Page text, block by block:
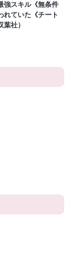
強スキル《無条件
れていた《チート
社）